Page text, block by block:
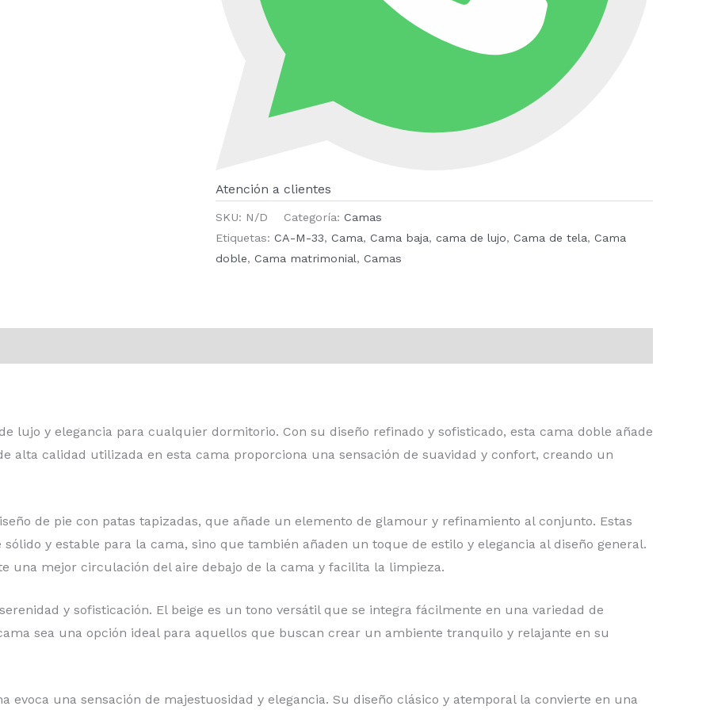
Atención a clientes
SKU: N/D Categoría: Camas
Etiquetas: CA-M-33, Cama, Cama baja, cama de lujo, Cama de tela, Cama
doble, Cama matrimonial, Camas
lujo y elegancia para cualquier dormitorio. Con su diseño refinado y sofisticado, esta cama doble añade
alta calidad utilizada en esta cama proporciona una sensación de suavidad y confort, creando un
de pie con patas tapizadas, que añade un elemento de glamour y refinamiento al conjunto. Estas
y estable para la cama, sino que también añaden un toque de estilo y elegancia al diseño general.
una mejor circulación del aire debajo de la cama y facilita la limpieza.
y sofisticación. El beige es un tono versátil que se integra fácilmente en una variedad de
sea una opción ideal para aquellos que buscan crear un ambiente tranquilo y relajante en su
evoca una sensación de majestuosidad y elegancia. Su diseño clásico y atemporal la convierte en una